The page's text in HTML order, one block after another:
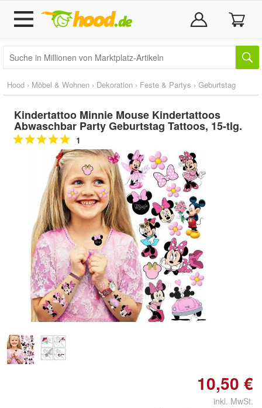
Hood › Möbel & Wohnen › Dekoration › Feste & Partys › Geburtstag
Kindertattoo Minnie Mouse Kindertattoos
Abwaschbar Party Geburtstag Tattoos, 15-tlg.
1
Doppelt antippen zum
vergrößern
10,50 €
inkl. MwSt.